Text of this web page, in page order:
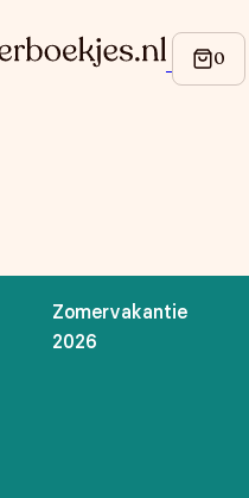
Zomervakantie
2026